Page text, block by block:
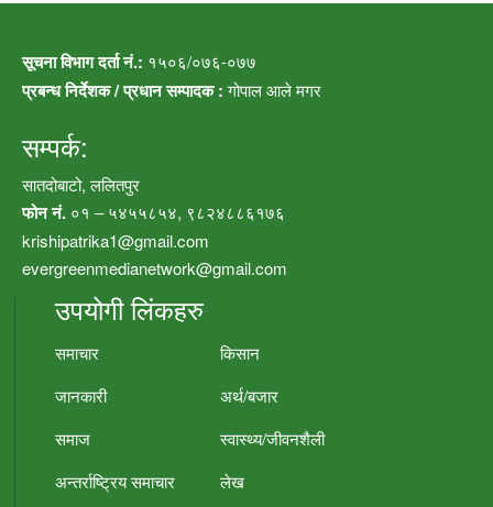
सूचना विभाग दर्ता नं.: १५०६/०७६-०७७
प्रबन्ध निर्देशक / प्रधान सम्पादक :गोपाल आले मगर
सम्पर्क:
सातदोबाटो, ललितपुर
फोन नं. ०१ – ५४५५८५४, ९८२४८८६१७६
krishipatrika1@gmail.com
evergreenmedianetwork@gmail.com
उपयोगी लिंकहरु
समाचार
किसान
जानकारी
अर्थ/बजार
समाज
स्वास्थ्य/जीवनशैली
अन्तर्राष्ट्रिय समाचार
लेख